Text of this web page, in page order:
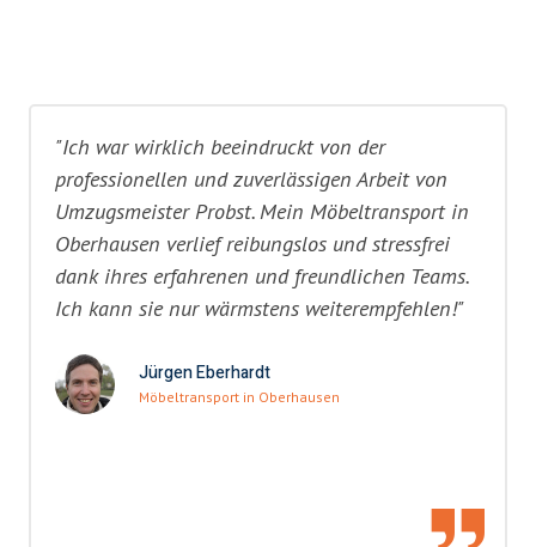
"Ich war wirklich beeindruckt von der
professionellen und zuverlässigen Arbeit von
Umzugsmeister Probst. Mein Möbeltransport in
Oberhausen verlief reibungslos und stressfrei
dank ihres erfahrenen und freundlichen Teams.
Ich kann sie nur wärmstens weiterempfehlen!"
Jürgen Eberhardt
Möbeltransport in Oberhausen